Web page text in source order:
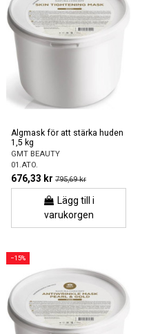
Algmask för att stärka huden
1,5 kg
GMT BEAUTY
01.ATO.
676,33 kr 795,69 kr
Lägg till i
varukorgen
−15%